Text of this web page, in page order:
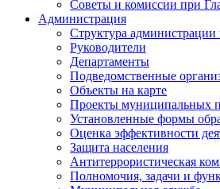
Советы и комиссии при
Администрация
Структура администрации
Руководители
Департаменты
Подведомственные
Объекты на карте
Проекты муниципальных
Установленные формы
Оценка эффективности
Защита населения
Антитеррористическая
Полномочия, задачи и